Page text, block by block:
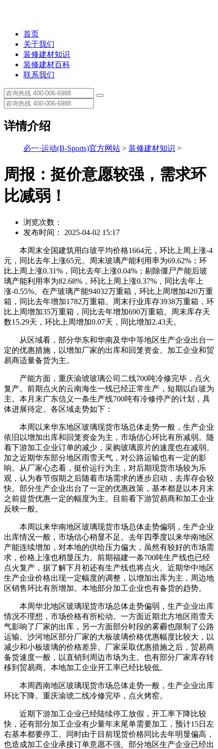
首页
关于我们
装修建材知识
装修建材百科
联系我们
详情介绍
必一·运动(B-Sports)官方网站 > 装修建材知识 >
周报：挺价意愿较强，需求环
比减弱！
浏览次数：
发布时间： 2025-04-02 15:17
本周末全国建筑用白玻平均价格1664元，环比上周上涨-4
元，同比去年上涨65元。周末玻璃产能利用率为69.62%；环
比上周上涨0.31%，同比去年上涨0.04%；剔除僵尸产能后玻
璃产能利用率为82.68%，环比上周上涨0.37%，同比去年上
涨-0.55%。在产玻璃产能94032万重箱，环比上周增加420万重
箱，同比去年增加1782万重箱。周末行业库存3938万重箱，环
比上周增加35万重箱，同比去年增加690万重箱。周末库存天
数15.29天，环比上周增加0.07天，同比增加2.43天。
从区域看，部分华东和华南及华中等地区生产企业出台一
定的优惠措施，以增加厂家的出库和回笼资金。加工企业和贸
易商适量备货为主。
产能方面，重庆渝琥玻璃公司二线700吨冷修完毕，点火
复产。前期点火的云南海生一线已经正常生产，短期以白玻为
主。本月末广东信义一条生产线700吨有冷修停产的计划，具
体进展待定。各区域走势如下：
本周以来华东地区玻璃现货市场总体走势一般，生产企业
依旧以增加出库和回笼资金为主，市场信心环比有所减弱。随
着下游加工企业订单的减少，采购玻璃原片的速度也在减弱。
加之近期华东部分地区雨雪天气，对公路运输也有一定的影
响。从厂家心态看，挺价运行为主，对后期现货市场较为乐
观，认为春节假期之后随着市场需求的逐步启动，去库存会较
快。部分生产企业出台了一定的优惠政策，基本都是以本月末
之前提货优惠一定的幅度为主。目前看下游贸易商和加工企业
反映一般。
本周以来华南地区玻璃现货市场总体走势偏弱，生产企业
出库情况一般，市场信心稍显不足。去年四季度以来华南地区
产能连续增加，对本地的供给压力偏大，虽然有较好的市场需
求，价格上涨也稍显压力。前期福建一条700吨生产线也已经
点火复产，据了解下月初还有生产线也将点火。近期华中地区
生产企业价格出现一定幅度的调整，以增加出库为主，周边地
区销售环比有所增加。本地部分加工企业也有备货的趋势。
本周华北地区玻璃现货市场总体走势偏弱，生产企业出库
情况不理想，市场价格有所松动。一方面近期北方地区雨雪天
气影响了厂家的出库，另一方面部分时段的雾霾也限制了公路
运输。沙河地区部分厂家的大板玻璃价格优惠幅度比较大，以
减少和小板玻璃的价格差异。厂家采取优惠措施之后，贸易商
备货速度一般，以直销到周边市场为主。也有部分厂家库存转
移到贸易商。本地加工企业开工率已经比较低。
本周西南地区玻璃现货市场总体走势一般，生产企业出库
环比下降。重庆渝琥二线冷修完毕，点火烤窑。
近期下游加工企业已经陆续停工放假，开工率下降比较
快，还有部分加工企业有少量年末尾单需要加工，预计15日左
右基本都要停工。同时由于目前现货价格同比去年明显偏高，
也造成加工企业承接订单意愿不强。部分地区生产企业已经出